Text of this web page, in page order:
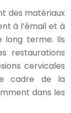
des matériaux
à l’émail et à
long terme. Ils
restaurations
cervicales
cadre de la
dans les